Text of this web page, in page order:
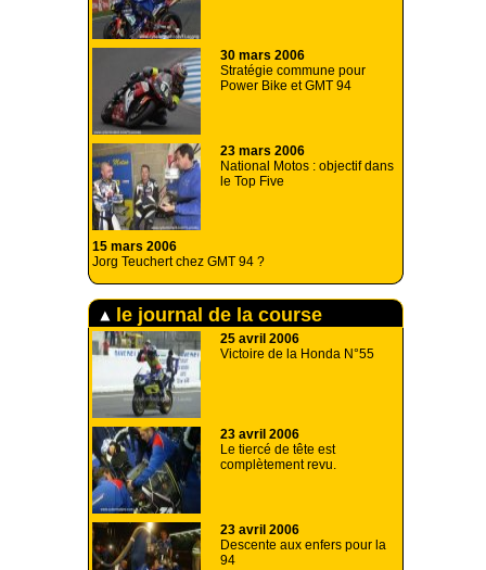
30 mars 2006
Stratégie commune pour
Power Bike et GMT 94
23 mars 2006
National Motos : objectif dans
le Top Five
15 mars 2006
Jorg Teuchert chez GMT 94 ?
le journal de la course
25 avril 2006
Victoire de la Honda N°55
23 avril 2006
Le tiercé de tête est
complètement revu.
23 avril 2006
Descente aux enfers pour la
94